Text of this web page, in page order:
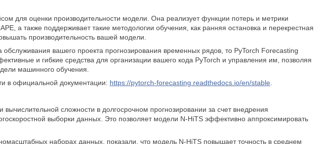
для оценки производительности модели. Она реализует функции потерь и метрики
а также поддерживает такие методологии обучения, как ранняя остановка и перекрестная
производительность вашей модели.
вашего проекта прогнозирования временных рядов, то PyTorch Forecasting
и гибкие средства для организации вашего кода PyTorch и управления им, позволяя
машинного обучения.
в официальной документации: https://pytorch-forecasting.readthedocs.io/en/stable
сложности в долгосрочном прогнозировании за счет внедрения
выборки данных. Это позволяет модели N-HiTS эффективно аппроксимировать
наборах данных, показали, что модель N-HiTS повышает точность в среднем